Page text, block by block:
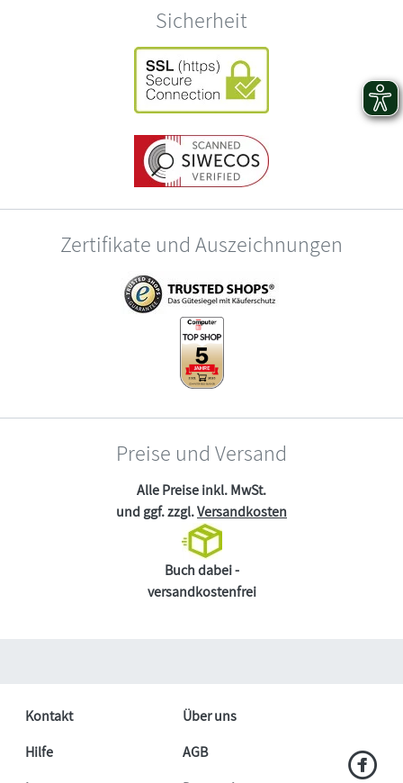
Sicherheit
Zertifikate und Auszeichnungen
Preise und Versand
Alle Preise inkl. MwSt.
und ggf. zzgl.Versandkosten
Buch dabei -
versandkostenfrei
Kontakt
Über uns
Hilfe
AGB